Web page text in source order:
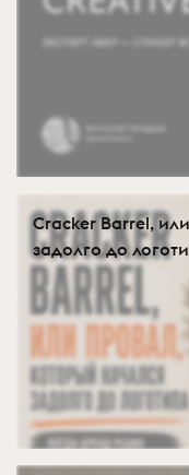
Cracker Barrel,
задолго до